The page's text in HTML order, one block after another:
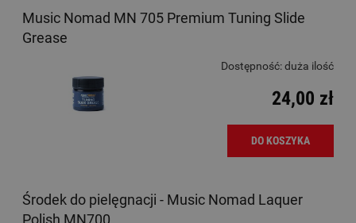
Music Nomad MN 705 Premium Tuning Slide
Grease
Dostępność:duża ilość
24,00 zł
DO KOSZYKA
Środek do pielęgnacji - Music Nomad Laquer
Polish MN700